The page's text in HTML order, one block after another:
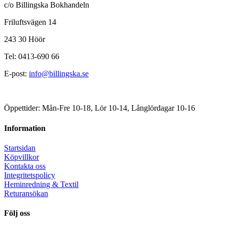
c/o Billingska Bokhandeln
Friluftsvägen 14
243 30 Höör
Tel: 0413-690 66
E-post: info@billingska.se
Öppettider: Mån-Fre 10-18, Lör 10-14, Långlördagar 10-16
Information
Startsidan
Köpvillkor
Kontakta oss
Integritetspolicy
Heminredning & Textil
Returansökan
Följ oss